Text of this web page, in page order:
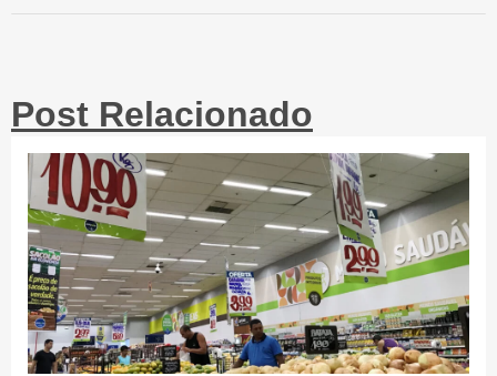
Post Relacionado